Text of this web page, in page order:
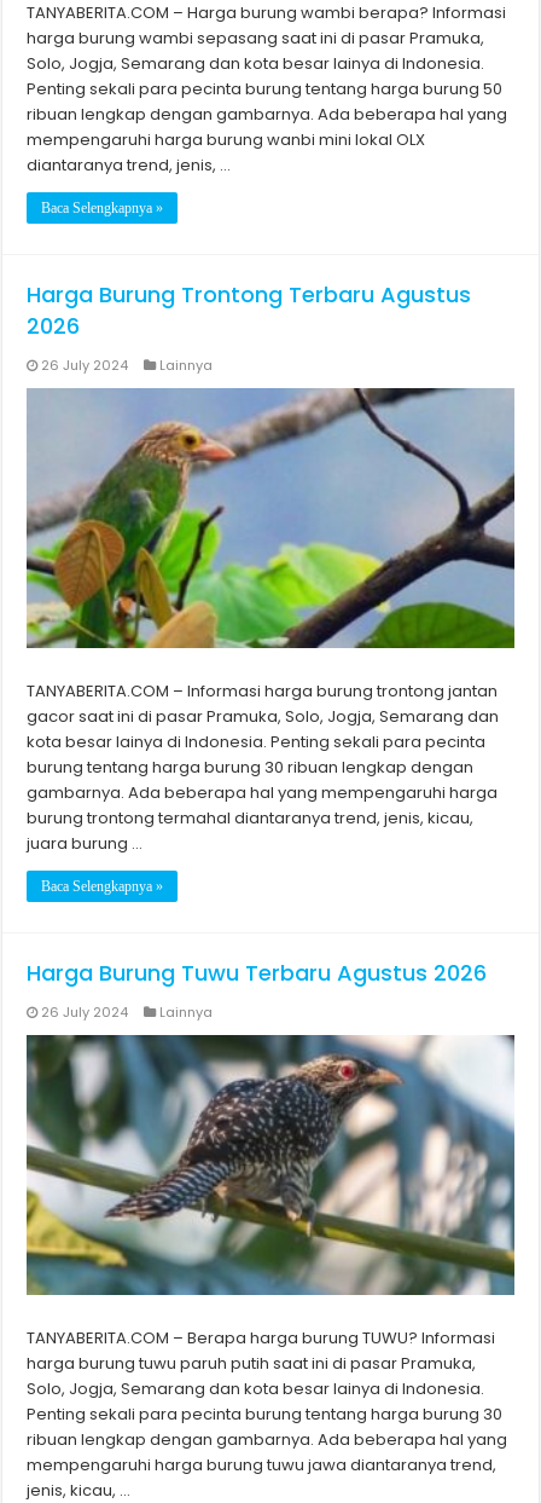
TANYABERITA.COM – Harga burung wambi berapa? Informasi
harga burung wambi sepasang saat ini di pasar Pramuka,
Solo, Jogja, Semarang dan kota besar lainya di Indonesia.
Penting sekali para pecinta burung tentang harga burung 50
ribuan lengkap dengan gambarnya. Ada beberapa hal yang
mempengaruhi harga burung wanbi mini lokal OLX
diantaranya trend, jenis, …
Baca Selengkapnya »
Harga Burung Trontong Terbaru Agustus
2026
26 July 2024 Lainnya
TANYABERITA.COM – Informasi harga burung trontong jantan
gacor saat ini di pasar Pramuka, Solo, Jogja, Semarang dan
kota besar lainya di Indonesia. Penting sekali para pecinta
burung tentang harga burung 30 ribuan lengkap dengan
gambarnya. Ada beberapa hal yang mempengaruhi harga
burung trontong termahal diantaranya trend, jenis, kicau,
juara burung …
Baca Selengkapnya »
Harga Burung Tuwu Terbaru Agustus 2026
26 July 2024 Lainnya
TANYABERITA.COM – Berapa harga burung TUWU? Informasi
harga burung tuwu paruh putih saat ini di pasar Pramuka,
Solo, Jogja, Semarang dan kota besar lainya di Indonesia.
Penting sekali para pecinta burung tentang harga burung 30
ribuan lengkap dengan gambarnya. Ada beberapa hal yang
mempengaruhi harga burung tuwu jawa diantaranya trend,
jenis, kicau, …